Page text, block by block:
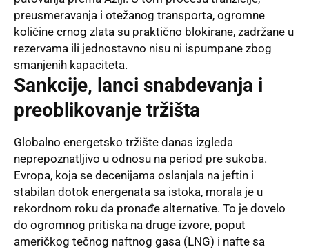
preusmeravanja i otežanog transporta, ogromne
količine crnog zlata su praktično blokirane, zadržane u
rezervama ili jednostavno nisu ni ispumpane zbog
smanjenih kapaciteta.
Sankcije, lanci snabdevanja i
preoblikovanje tržišta
Globalno energetsko tržište danas izgleda
neprepoznatljivo u odnosu na period pre sukoba.
Evropa, koja se decenijama oslanjala na jeftin i
stabilan dotok energenata sa istoka, morala je u
rekordnom roku da pronađe alternative. To je dovelo
do ogromnog pritiska na druge izvore, poput
američkog tečnog naftnog gasa (LNG) i nafte sa